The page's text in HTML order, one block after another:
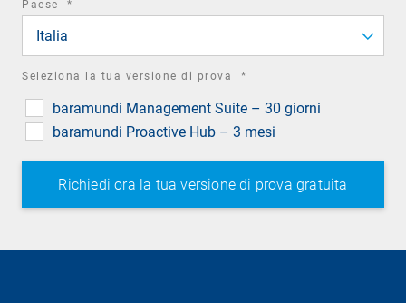
Paese *
Italia
Seleziona la tua versione di prova *
baramundi Management Suite – 30 giorni
baramundi Proactive Hub – 3 mesi